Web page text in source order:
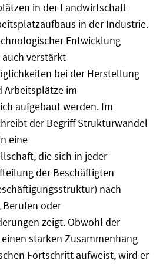
in der Landwirtschaft
in der Industrie.
Entwicklung
verstärkt
bei der Herstellung
Arbeitsplätze im
aufgebaut werden. Im
der Begriff Strukturwandel
eine
die sich in jeder
der Beschäftigten
nach
Berufen oder
zeigt. Obwohl der
starken Zusammenhang
Fortschritt aufweist, wird er